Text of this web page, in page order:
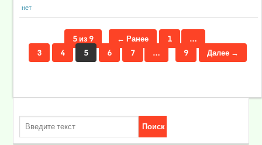
нет
5 из 9 ← Ранее 1
…
3
4 5 6 7 … 9 Далее →